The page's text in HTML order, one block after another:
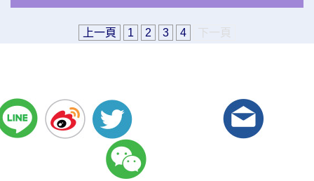
上一頁 1 2 3 4 下一頁